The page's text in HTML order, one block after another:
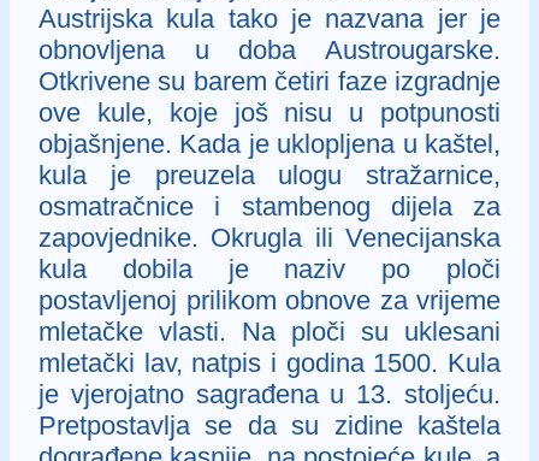
Austrijska kula tako je nazvana jer je
obnovljena u doba Austrougarske.
Otkrivene su barem četiri faze izgradnje
ove kule, koje još nisu u potpunosti
objašnjene. Kada je uklopljena u kaštel,
kula je preuzela ulogu stražarnice,
osmatračnice i stambenog dijela za
zapovjednike. Okrugla ili Venecijanska
kula dobila je naziv po ploči
postavljenoj prilikom obnove za vrijeme
mletačke vlasti. Na ploči su uklesani
mletački lav, natpis i godina 1500. Kula
je vjerojatno sagrađena u 13. stoljeću.
Pretpostavlja se da su zidine kaštela